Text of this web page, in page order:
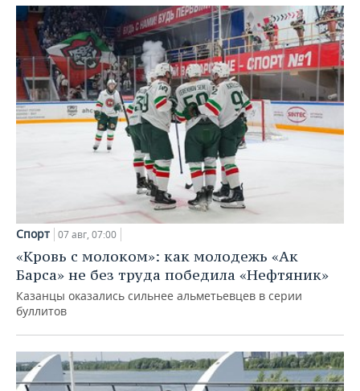
Спорт 07 авг, 07:00
«Кровь с молоком»: как молодежь «Ак
Барса» не без труда победила «Нефтяник»
Казанцы оказались сильнее альметьевцев в серии
буллитов